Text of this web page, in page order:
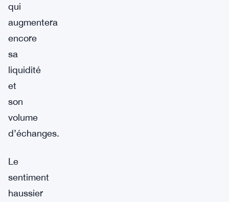
qui
augmentera
encore
sa
liquidité
et
son
volume
d’échanges.
Le
sentiment
haussier